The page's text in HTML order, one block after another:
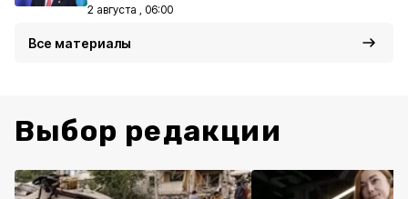
2 августа , 06:00
Все материалы
Выбор редакции